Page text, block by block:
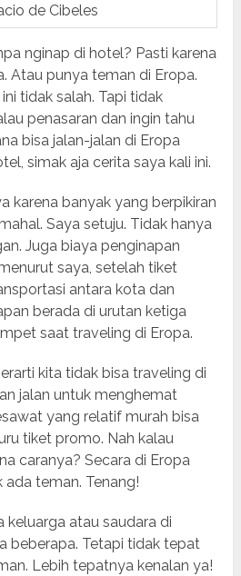
de Cibeles
nginap di hotel? Pasti karena
Atau punya teman di Eropa.
tidak salah. Tapi tidak
penasaran dan ingin tahu
bisa jalan-jalan di Eropa
simak aja cerita saya kali ini.
karena banyak yang berpikiran
Saya setuju. Tidak hanya
Juga biaya penginapan
saya, setelah tiket
antara kota dan
berada di urutan ketiga
saat traveling di Eropa.
kita tidak bisa traveling di
jalan untuk menghemat
yang relatif murah bisa
tiket promo. Nah kalau
caranya? Secara di Eropa
ada teman. Tenang!
keluarga atau saudara di
beberapa. Tetapi tidak tepat
Lebih tepatnya kenalan ya!